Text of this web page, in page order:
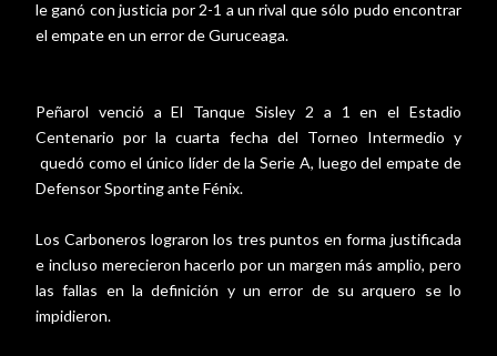
le ganó con justicia por 2-1 a un rival que sólo pudo encontrar
el empate en un error de Guruceaga.
Peñarol venció a El Tanque Sisley 2 a 1 en el Estadio
Centenario por la cuarta fecha del Torneo Intermedio y
quedó como el único líder de la Serie A, luego del empate de
Defensor Sporting ante Fénix.
Los Carboneros lograron los tres puntos en forma justificada
e incluso merecieron hacerlo por un margen más amplio, pero
las fallas en la definición y un error de su arquero se lo
impidieron.